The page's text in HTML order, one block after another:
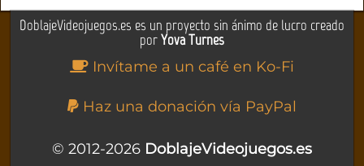
DoblajeVideojuegos.es es un proyecto sin ánimo de lucro creado
porYova Turnes
Invítame a un café en Ko-Fi
Haz una donación vía PayPal
© 2012-2026 DoblajeVideojuegos.es